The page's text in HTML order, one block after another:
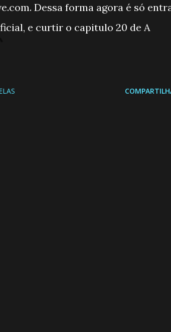
Dessa forma agora é só
e curtir o capitulo 20 de A